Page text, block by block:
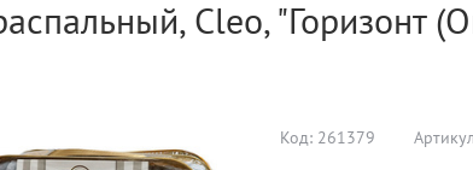
Cleo, "Горизонт
Код: 261379